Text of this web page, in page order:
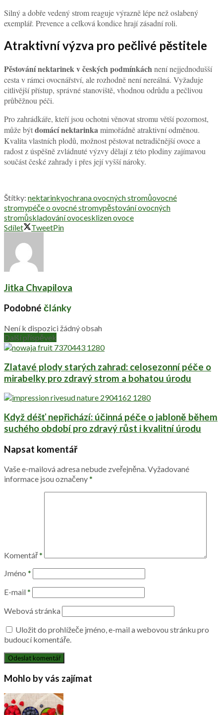
Silný a dobře vedený strom reaguje výrazně lépe než oslabený
exemplář. Prevence a celková kondice hrají zásadní roli.
Atraktivní výzva pro pečlivé pěstitele
Pěstování nektarinek v českých podmínkáchnení nejjednodušší
cesta v rámci ovocnářství, ale rozhodně není nereálná. Vyžaduje
citlivější přístup, správné stanoviště, vhodnou odrůdu a pečlivou
průběžnou péči.
Pro zahrádkáře, kteří jsou ochotni věnovat stromu větší pozornost,
může býtdomácí nektarinkamimořádně atraktivní odměnou.
Kvalita vlastních plodů, možnost pěstovat netradičnější ovoce a
radost z úspěšně zvládnuté výzvy dělají z této plodiny zajímavou
součást české zahrady i přes její vyšší nároky.
Štítky: nektarinkyochrana ovocných stromůovocné
stromypéče o ovocné stromypěstování ovocných
stromůskladování ovocesklizen ovoce
Sdílet
TweetPin
Jitka Chvapilova
Podobné články
Není k dispozici žádný obsah
Další příspěvek
Zlatavé plody starých zahrad: celosezonní péče o
mirabelky pro zdravý strom a bohatou úrodu
Když déšť nepřichází: účinná péče o jabloně během
suchého období pro zdravý růst i kvalitní úrodu
Napsat komentář
Vaše e-mailová adresa nebude zveřejněna.Vyžadované
informace jsou označeny*
Komentář*
Jméno *
E-mail *
Webová stránka
Uložit do prohlížeče jméno, e-mail a webovou stránku pro
budoucí komentáře.
Mohlo by vás zajímat